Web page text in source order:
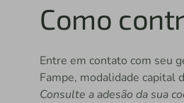
Como
Entre em contato com seu
Fampe, modalidade capital
Consulte a adesão da sua